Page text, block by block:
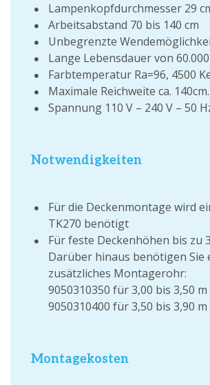
Lampenkopfdurchmesser 29
Arbeitsabstand 70 bis 140 cm
Unbegrenzte
Lange Lebensdauer von
Farbtemperatur Ra=96, 4500
Maximale Reichweite ca. 140cm.
Spannung 110 V – 240 V – 50
Notwendigkeiten
Für die Deckenmontage wird
TK270 benötigt
Für feste Deckenhöhen bis zu
Darüber hinaus benötigen Sie
zusätzliches Montagerohr:
9050310350 für 3,00 bis 3,50 m
9050310400 für 3,50 bis 3,90 m
Montagekosten